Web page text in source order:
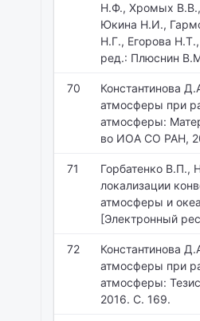
Н.Ф., Хромых
Юкина Н.И.,
Н.Г., Егорова
ред.: Плюснин
70
Константинова
атмосферы при
атмосферы:
во ИОА СО РАН,
71
Горбатенко В.П.,
локализации
атмосферы и
[Электронный
72
Константинова
атмосферы при
атмосферы:
2016. С. 169.